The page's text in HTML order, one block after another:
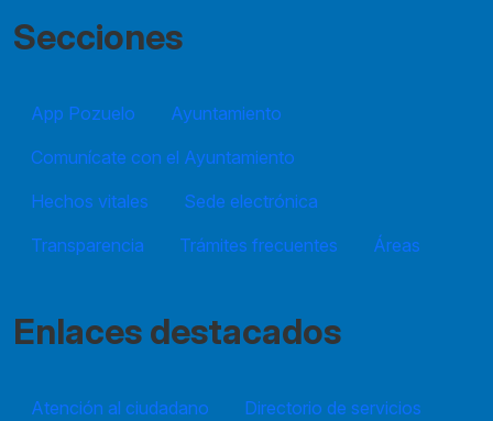
Secciones
App Pozuelo
Ayuntamiento
Comunícate con el Ayuntamiento
Hechos vitales
Sede electrónica
Transparencia
Trámites frecuentes Áreas
Enlaces destacados
Atención al ciudadano
Directorio de servicios